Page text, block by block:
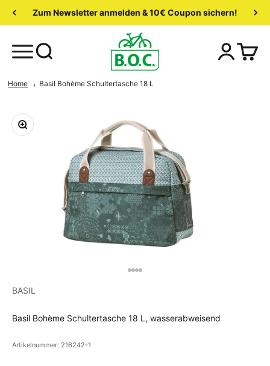
Zum Newsletter anmelden & 10€ Coupon sichern!
Home Basil Bohème Schultertasche 18 L
BASIL
Basil Bohème Schultertasche 18 L, wasserabweisend
Artikelnummer: 216242-1